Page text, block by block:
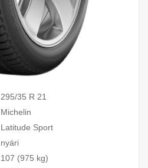
295/35 R 21
Michelin
Latitude Sport
nyári
107 (975 kg)